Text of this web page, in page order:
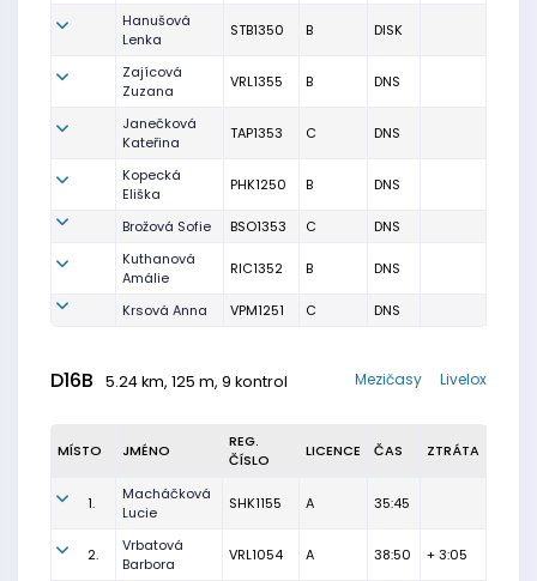
Hanušová
Lenka
STB1350 B DISK
Zajícová
Zuzana
VRL1355 B DNS
Janečková
Kateřina
TAP1353 C DNS
Kopecká
Eliška
PHK1250 B DNS
Brožová Sofie BSO1353 C
DNS
Kuthanová
Amálie
RIC1352 B DNS
Krsová Anna VPM1251 C DNS
D16B 5.24 km, 125 m, 9 kontrol Livelox
Mezičasy
MÍSTO JMÉNO
REG.
ČÍSLO
LICENCE ČAS ZTRÁTA
1.
Macháčková
Lucie
SHK1155 A 35:45
2.
Vrbatová
Barbora
VRL1054 A 38:50 + 3:05